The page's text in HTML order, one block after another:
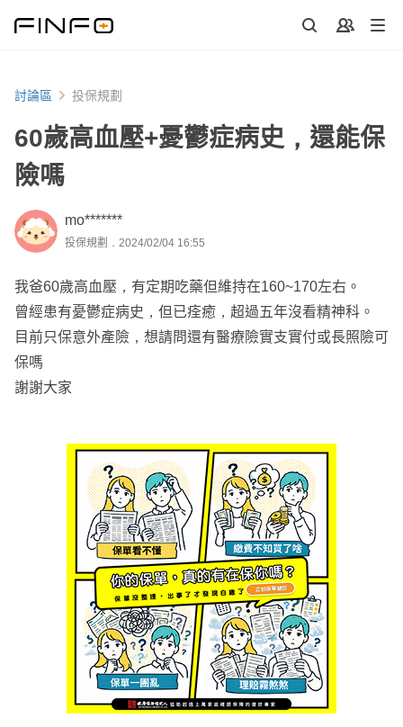
討論區 投保規劃
60歲高血壓+憂鬱症病史，還能保
險嗎
mo*******
投保規劃．2024/02/04 16:55
我爸60歲高血壓，有定期吃藥但維持在160~170左右。
曾經患有憂鬱症病史，但已痊癒，超過五年沒看精神科。
目前只保意外產險，想請問還有醫療險實支實付或長照險可
保嗎
謝謝大家